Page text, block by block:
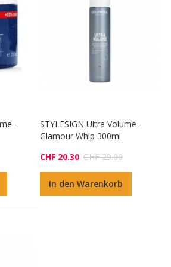
-
STYLESIGN Ultra Volume -
Glamour Whip 300ml
CHF 20.30 CHF 29.00
In den Warenkorb